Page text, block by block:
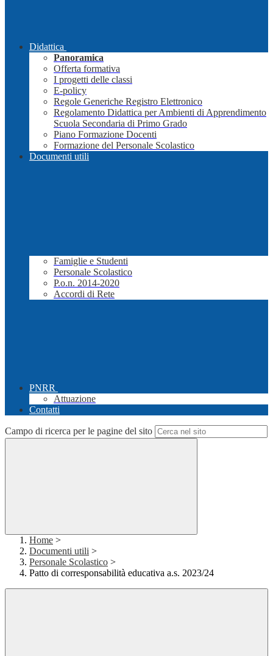
Didattica
Panoramica
Offerta formativa
I progetti delle classi
E-policy
Regole Generiche Registro Elettronico
Regolamento Didattica per Ambienti di Apprendimento
Scuola Secondaria di Primo Grado
Piano Formazione Docenti
Formazione del Personale Scolastico
Documenti utili
Famiglie e Studenti
Personale Scolastico
P.o.n. 2014-2020
Accordi di Rete
PNRR
Attuazione
Contatti
Campo di ricerca per le pagine del sito
Home >
Documenti utili >
Personale Scolastico >
Patto di corresponsabilità educativa a.s. 2023/24